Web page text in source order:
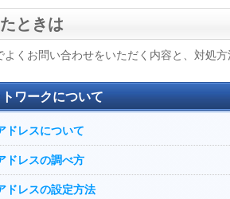
ときは
よくお問い合わせをいただく内容と、対処
ワークについて
ドレスについて
ドレスの調べ方
ドレスの設定方法